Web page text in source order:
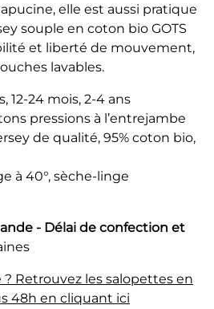
elle est aussi pratique
souple en coton bio GOTS
et liberté de mouvement,
lavables.
12-24 mois, 2-4 ans
pressions à l’entrejambe
de qualité, 95% coton bio,
à 40°, sèche-linge
- Délai de confection et
Retrouvez les salopettes en
48h en cliquant ici